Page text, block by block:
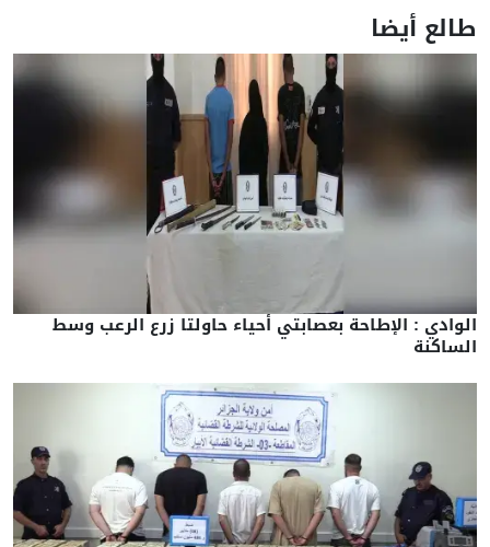
طالع أيضا
الوادي : الإطاحة بعصابتي أحياء حاولتا زرع الرعب وسط
الساكنة